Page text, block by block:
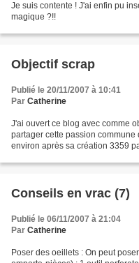
Je suis contente ! J'ai enfin pu
magique ?!!
Objectif scrap
Publié le 20/11/2007 à 10:41
Par Catherine
J'ai ouvert ce blog avec comme
partager cette passion
environ après sa création 3359
Conseils en vrac (7)
Publié le 06/11/2007 à 21:04
Par Catherine
Poser des oeillets : On peut